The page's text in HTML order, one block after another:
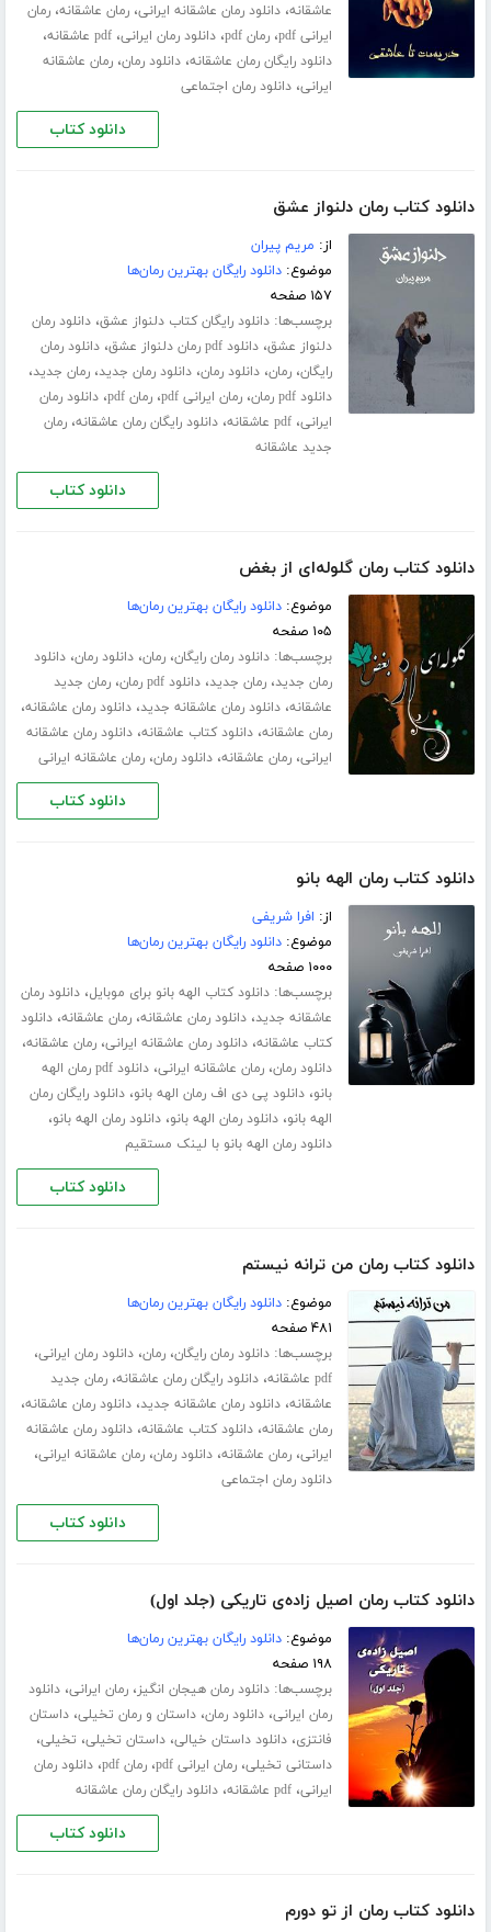
عاشقانه،دانلود رمان عاشقانه ایرانی،رمان عاشقانه،رمان
ایرانی pdf
،رمان pdf ،دانلود رمان ایرانی،pdf عاشقانه ،
دانلود رایگان رمان عاشقانه،دانلود رمان،رمان عاشقانه
ایرانی،دانلود رمان اجتماعی
دانلود کتاب
دانلود کتاب رمان دلنواز عشق
از: مریم پیران
موضوع:دانلود رایگان بهترین رمان‌ها
۱۵۷ صفحه
برچسب‌ها:دانلود رایگان کتاب دلنواز عشق،دانلود رمان
دلنواز عشق،دانلود pdf رمان دلنواز عشق ،دانلود رمان
رایگان،رمان،دانلود رمان،دانلود رمان جدید،رمان جدید،
دانلود pdf رمان ،رمان ایرانی pdf ،رمان pdf ،دانلود رمان
ایرانی،pdf عاشقانه ،دانلود رایگان رمان عاشقانه،رمان
جدید عاشقانه
دانلود کتاب
دانلود کتاب رمان گلوله‌ای از بغض
موضوع:دانلود رایگان بهترین رمان‌ها
۱۰۵ صفحه
برچسب‌ها:دانلود رمان رایگان،رمان،دانلود رمان،دانلود
رمان جدید،رمان جدید،دانلود pdf رمان ،رمان جدید
عاشقانه،دانلود رمان عاشقانه جدید،دانلود رمان عاشقانه،
رمان عاشقانه،دانلود کتاب عاشقانه،دانلود رمان عاشقانه
ایرانی،رمان عاشقانه،دانلود رمان،رمان عاشقانه ایرانی
دانلود کتاب
دانلود کتاب رمان الهه بانو
از: افرا شریفی
موضوع:دانلود رایگان بهترین رمان‌ها
۱۰۰۰ صفحه
برچسب‌ها:دانلود کتاب الهه بانو برای موبایل،دانلود رمان
عاشقانه جدید،دانلود رمان عاشقانه،رمان عاشقانه،دانلود
کتاب عاشقانه،دانلود رمان عاشقانه ایرانی،رمان عاشقانه،
دانلود رمان،رمان عاشقانه ایرانی،
دانلود pdf رمان الهه
بانو،دانلود پی دی اف رمان الهه بانو،دانلود رایگان رمان
الهه بانو،دانلود رمان الهه بانو،دانلود رمان الهه بانو،
دانلود رمان الهه بانو با لینک مستقیم
دانلود کتاب
دانلود کتاب رمان من ترانه نیستم
موضوع:دانلود رایگان بهترین رمان‌ها
۴۸۱ صفحه
برچسب‌ها:دانلود رمان رایگان،رمان،دانلود رمان ایرانی،
pdf عاشقانه ،دانلود رایگان رمان عاشقانه،رمان جدید
عاشقانه،دانلود رمان عاشقانه جدید،دانلود رمان عاشقانه،
رمان عاشقانه،دانلود کتاب عاشقانه،دانلود رمان عاشقانه
ایرانی،رمان عاشقانه،دانلود رمان،رمان عاشقانه ایرانی،
دانلود رمان اجتماعی
دانلود کتاب
دانلود کتاب رمان اصیل زاده‌ی تاریکی (جلد اول)
موضوع:دانلود رایگان بهترین رمان‌ها
۱۹۸ صفحه
برچسب‌ها:دانلود رمان هیجان انگیز،رمان ایرانی،دانلود
رمان ایرانی،دانلود رمان،داستان و رمان تخیلی،داستان
فانتزی،دانلود داستان خیالی،داستان تخیلی، تخیلی،
داستانی تخیلی،رمان ایرانی pdf ،رمان pdf ،دانلود رمان
ایرانی،pdf عاشقانه ،دانلود رایگان رمان عاشقانه
دانلود کتاب
دانلود کتاب رمان از تو دورم